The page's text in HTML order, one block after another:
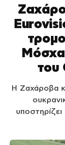
Μόσχα
του
Η Ζαχάροβα
υποστηρίζει